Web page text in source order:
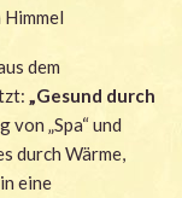
dem
„Gesund durch
„Spa“ und
durch Wärme,
eine